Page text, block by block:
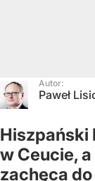
Autor:
Paweł
Hiszpański
w Ceucie,
zachęca